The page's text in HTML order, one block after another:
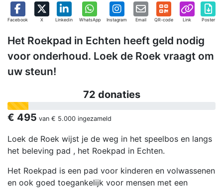
Facebook X Linkedin WhatsApp Instagram Email QR-code Link Poster
Het Roekpad in Echten heeft geld nodig
voor onderhoud. Loek de Roek vraagt om
uw steun!
72 donaties
€ 495 van € 5.000 ingezameld
Loek de Roek wijst je de weg in het speelbos en langs
het beleving pad , het Roekpad in Echten.
Het Roekpad is een pad voor kinderen en volwassenen
en ook goed toegankelijk voor mensen met een